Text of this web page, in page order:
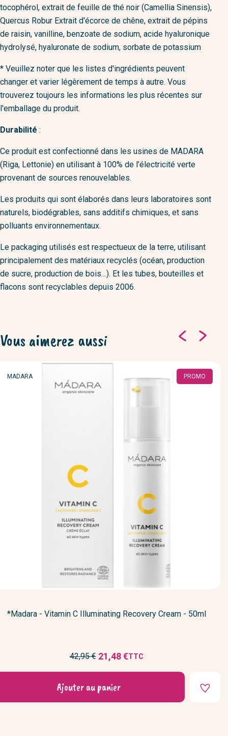
tocophérol, extrait de feuille de thé noir (Camellia Sinensis),
Quercus Robur Extrait d'écorce de chêne, extrait de pépins
de raisin, vanilline, benzoate de sodium, acide hyaluronique
hydrolysé, hyaluronate de sodium, sorbate de potassium
* Veuillez noter que les listes d'ingrédients peuvent
changer et varier légèrement de temps à autre. Vous
trouverez toujours les informations les plus récentes sur
l'emballage du produit.
Durabilité :
Ce produit est confectionné dans les usines de MADARA
(Riga, Lettonie) en utilisant à 100% de l’électricité verte
provenant de sources renouvelables.
Les produits qui sont élaborés dans leurs laboratoires sont
naturels, biodégrables, sans additifs chimiques, et sans
polluants environnementaux.
Le packaging utilisés est respectueux de la terre, utilisant
principalement des matériaux recyclés (océan, production
de sucre, production de bois…). Et les tubes, bouteilles et
flacons sont recyclables depuis 2006.
Vous aimerez aussi
MARQUE
MADARA PROMO
*Madara - Vitamin C Illuminating Recovery Cream - 50ml
Prix
base
42,95 €
Prix
réduit
21,48 €TTC
Ajouter au panier